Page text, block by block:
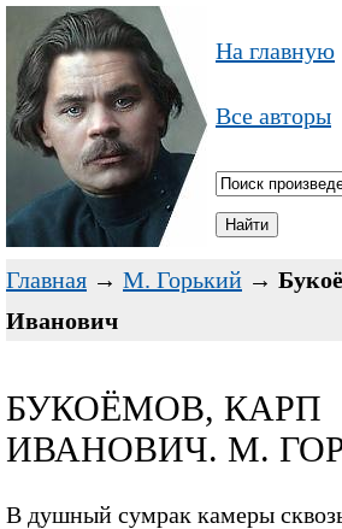
На главную
Все авторы
Главная → М. Горький →
Иванович
БУКОЁМОВ, КАРП
ИВАНОВИЧ. М.
В душный сумрак камеры